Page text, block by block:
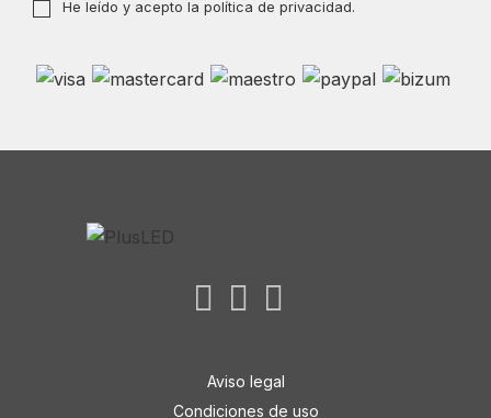
He leído y acepto la política de privacidad.
Aviso legal
Condiciones de uso